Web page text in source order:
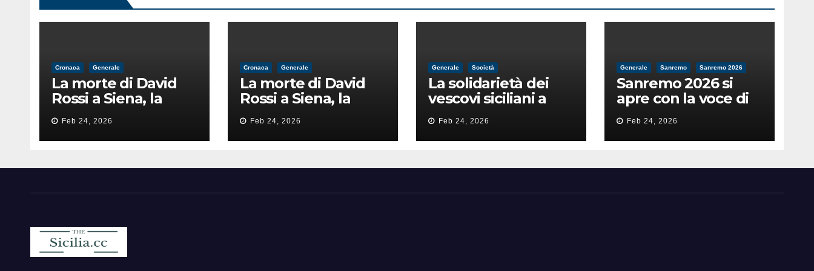
Cronaca Generale
La morte di David
Rossi a Siena, la
perizia lancia la
pista di
un’intimidazione
Feb 24, 2026
Cronaca Generale
La morte di David
Rossi a Siena, la
perizia lancia la
pista di
un’intimidazione
Feb 24, 2026
Generale Società
La solidarietà dei
vescovi siciliani a
Lorefice: «Ha difeso
il valore e la dignità
dell’umanità»
Feb 24, 2026
Generale Sanremo Sanremo 2026
Sanremo 2026 si
apre con la voce di
Pippo Baudo
Feb 24, 2026